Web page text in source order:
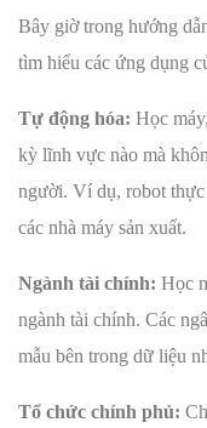
Bây giờ trong hướng
tìm hiểu các ứng dụng
Tự động hóa: Học
kỳ lĩnh vực nào mà
người. Ví dụ, robot
các nhà máy sản xuất.
Ngành tài chính: Học
ngành tài chính. Các
mẫu bên trong dữ liệu
Tổ chức chính phủ: